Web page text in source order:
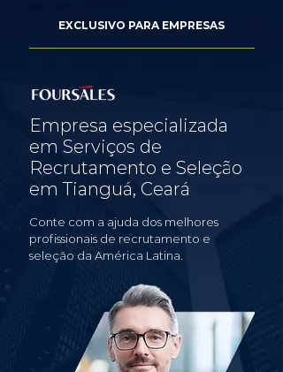
EXCLUSIVO PARA EMPRESAS
Empresa especializada
em Serviços de
Recrutamento e Seleção
em Tianguá, Ceará
Conte com a ajuda dos melhores
profissionais de recrutamento e
seleção da América Latina.